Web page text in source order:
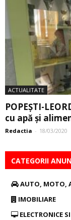
ACTUALITATE
POPEȘTI-
cu apă și
Redactia - 18/03/2020
CATEGORII
AUTO, MOTO,
IMOBILIARE
ELECTRONICE